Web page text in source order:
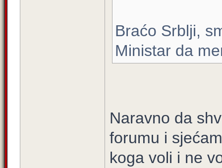
Braćo Srblji,
Ministar da
Naravno da
forumu i
koga voli i ne